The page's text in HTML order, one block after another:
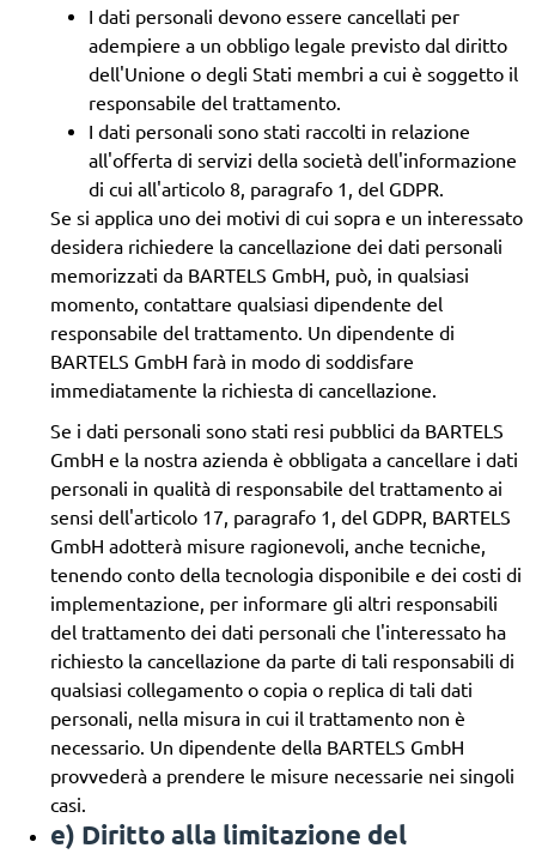
I dati personali devono essere cancellati per
adempiere a un obbligo legale previsto dal diritto
dell'Unione o degli Stati membri a cui è soggetto il
responsabile del trattamento.
I dati personali sono stati raccolti in relazione
all'offerta di servizi della società dell'informazione
di cui all'articolo 8, paragrafo 1, del GDPR.
Se si applica uno dei motivi di cui sopra e un interessato
desidera richiedere la cancellazione dei dati personali
memorizzati da BARTELS GmbH, può, in qualsiasi
momento, contattare qualsiasi dipendente del
responsabile del trattamento. Un dipendente di
BARTELS GmbH farà in modo di soddisfare
immediatamente la richiesta di cancellazione.
Se i dati personali sono stati resi pubblici da BARTELS
GmbH e la nostra azienda è obbligata a cancellare i dati
personali in qualità di responsabile del trattamento ai
sensi dell'articolo 17, paragrafo 1, del GDPR, BARTELS
GmbH adotterà misure ragionevoli, anche tecniche,
tenendo conto della tecnologia disponibile e dei costi di
implementazione, per informare gli altri responsabili
del trattamento dei dati personali che l'interessato ha
richiesto la cancellazione da parte di tali responsabili di
qualsiasi collegamento o copia o replica di tali dati
personali, nella misura in cui il trattamento non è
necessario. Un dipendente della BARTELS GmbH
provvederà a prendere le misure necessarie nei singoli
casi.
e) Diritto alla limitazione del